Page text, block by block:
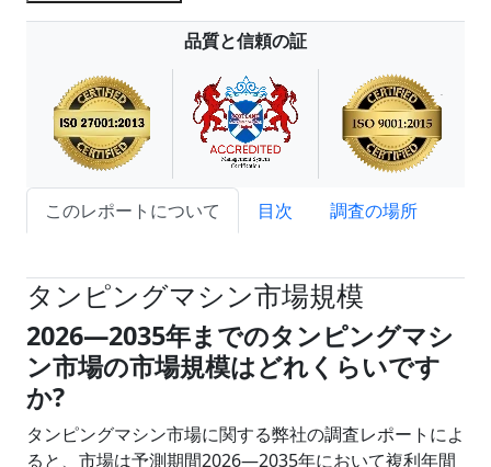
品質と信頼の証
このレポートについて 目次
調査の場所
タンピングマシン市場規模
2026―2035年までのタンピングマシ
ン市場の市場規模はどれくらいです
か?
タンピングマシン市場に関する弊社の調査レポートによ
ると、市場は予測期間2026―2035年において複利年間